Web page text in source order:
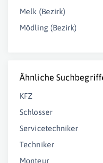
Melk (Bezirk)
Mödling (Bezirk)
Ähnliche
KFZ
Schlosser
Servicetechniker
Techniker
Monteur